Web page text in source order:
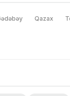
Qazax